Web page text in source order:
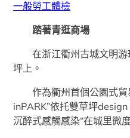
一般勞工體檢
踏著青逛商場
在浙江衢州古城文明
坪上。
作為衢州首個公園式
inPARK”依托雙草坪
沉醉式感觸感染“在城里微